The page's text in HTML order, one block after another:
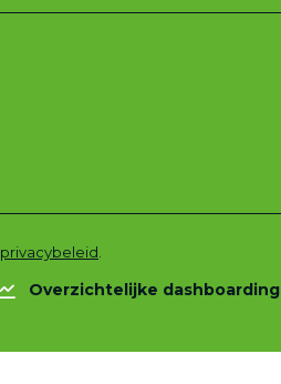
privacybeleid
Overzichtelijke dashboarding